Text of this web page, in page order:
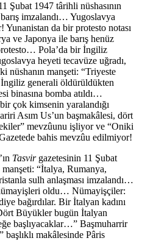
Şubat 1947 târihli nüshasının
imzalandı… Yugoslavya
da bir protesto notası
ve Japonya ile barış henüz
Pola’da bir İngiliz
heyeti tecavüze uğradı,
nüshanın manşeti: “Triyeste
generali öldürüldükten
binasına bomba atıldı…
çok kimsenin yaralandığı
Asım Us’un başmakâlesi, dört
mevzûunu işliyor ve “Oniki
bahis mevzûu edilmiyor!
Tasvirgazetesinin 11 Şubat
manşeti: “İtalya, Rumanya,
sulh anlaşması imzalandı…
oldu… Nümayişçiler:
bağırdılar. Bir İtalyan kadını
Büyükler bugün İtalyan
başlıyacaklar…” Başmuharrir
makâlesinde Pâris